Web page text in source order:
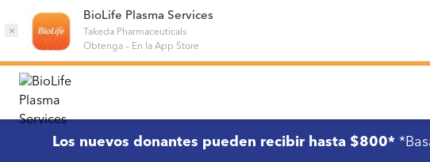
×
BioLife Plasma Services
Takeda Pharmaceuticals
Obtenga– En la App Store
Los nuevos donantes pueden recibir hasta $800*